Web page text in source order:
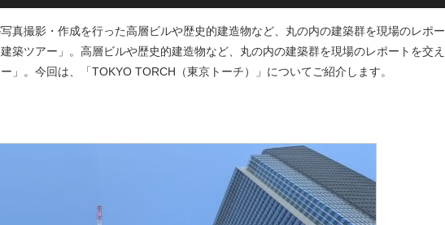
真撮影・作成を行った高層ビルや歴史的建造物など、丸の内の建築群を現場のレポー
築ツアー」。高層ビルや歴史的建造物など、丸の内の建築群を現場のレポートを交え
」。今回は、「TOKYO TORCH（東京トーチ）」についてご紹介します。